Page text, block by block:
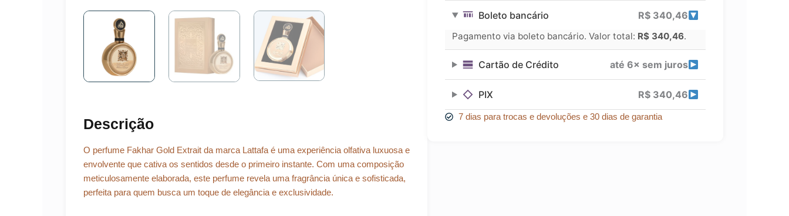
Descrição
O perfume Fakhar Gold Extrait da marca Lattafa é uma experiência olfativa luxuosa e
envolvente que cativa os sentidos desde o primeiro instante. Com uma composição
meticulosamente elaborada, este perfume revela uma fragrância única e sofisticada,
perfeita para quem busca um toque de elegância e exclusividade.
Extrait
Edp
100
ml
Boleto bancário R$340,46
Pagamento via boleto bancário. Valor total: R$ 340,46.
Cartão de Crédito até 6× sem juros
PIX R$340,46
7 dias para trocas e devoluções e 30 dias de garantia